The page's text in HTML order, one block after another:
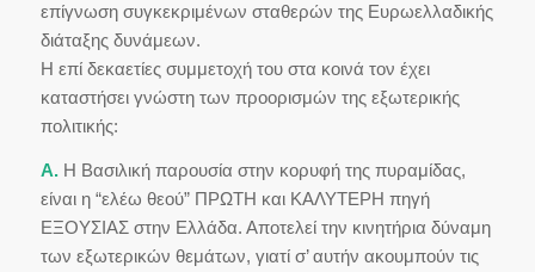
επίγνωση συγκεκριμένων σταθερών της Ευρωελλαδικής
διάταξης δυνάμεων.
Η επί δεκαετίες συμμετοχή του στα κοινά τον έχει
καταστήσει γνώστη των προορισμών της εξωτερικής
πολιτικής:
Α.Η Βασιλική παρουσία στην κορυφή της πυραμίδας,
είναι η “ελέω θεού” ΠΡΩΤΗ και ΚΑΛΥΤΕΡΗ πηγή
ΕΞΟΥΣΙΑΣ στην Ελλάδα. Αποτελεί την κινητήρια δύναμη
των εξωτερικών θεμάτων, γιατί σ’ αυτήν ακουμπούν τις